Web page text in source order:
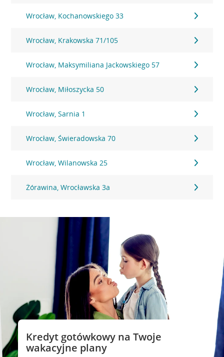
Wrocław, Kochanowskiego 33
Wrocław, Krakowska 71/105
Wrocław, Maksymiliana Jackowskiego 57
Wrocław, Miłoszycka 50
Wrocław, Sarnia 1
Wrocław, Świeradowska 70
Wrocław, Wilanowska 25
Żórawina, Wrocławska 3a
Kredyt gotówkowy na Twoje
wakacyjne plany